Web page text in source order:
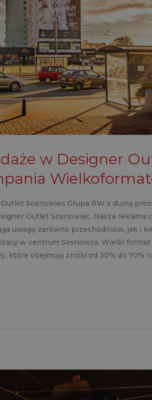
w Designer
Sosnowiec Grupa RW z dumą
Outlet Sosnowiec. Nasza reklama
uwagę zarówno przechodniów, jak i
w centrum Sosnowca. Wielki
które obejmują zniżki od 30% do 70%